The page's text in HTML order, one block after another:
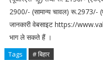
2900/- (सामान्य चावल) रू.2973/-
जानकारी वेबसाइट https://
भाग ले सकते हैं ।
Tags # बिहार